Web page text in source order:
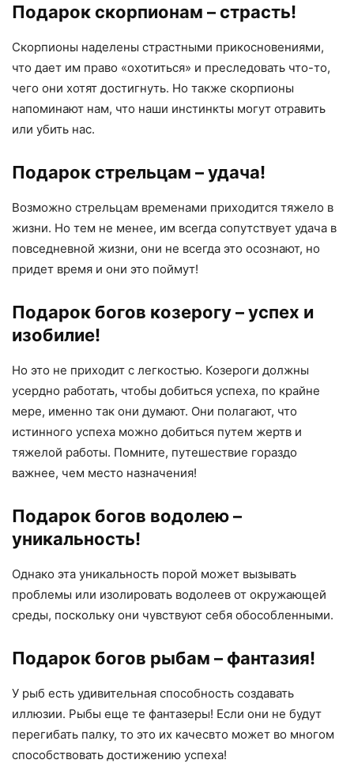
Подарок скорпионам – страсть!
Скорпионы наделены страстными прикосновениями,
что дает им право «охотиться» и преследовать что-то,
чего они хотят достигнуть. Но также скорпионы
напоминают нам, что наши инстинкты могут отравить
или убить нас.
Подарок стрельцам – удача!
Возможно стрельцам временами приходится тяжело в
жизни. Но тем не менее, им всегда сопутствует удача в
повседневной жизни, они не всегда это осознают, но
придет время и они это поймут!
Подарок богов козерогу – успех и
изобилие!
Но это не приходит с легкостью. Козероги должны
усердно работать, чтобы добиться успеха, по крайне
мере, именно так они думают. Они полагают, что
истинного успеха можно добиться путем жертв и
тяжелой работы. Помните, путешествие гораздо
важнее, чем место назначения!
Подарок богов водолею –
уникальность!
Однако эта уникальность порой может вызывать
проблемы или изолировать водолеев от окружающей
среды, поскольку они чувствуют себя обособленными.
Подарок богов рыбам – фантазия!
У рыб есть удивительная способность создавать
иллюзии. Рыбы еще те фантазеры! Если они не будут
перегибать палку, то это их качесвто может во многом
способствовать достижению успеха!